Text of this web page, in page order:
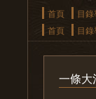
首頁 目錄
首頁
目錄
一條大